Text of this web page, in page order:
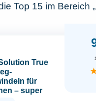
Top 15 im Bereich
True
für
– super